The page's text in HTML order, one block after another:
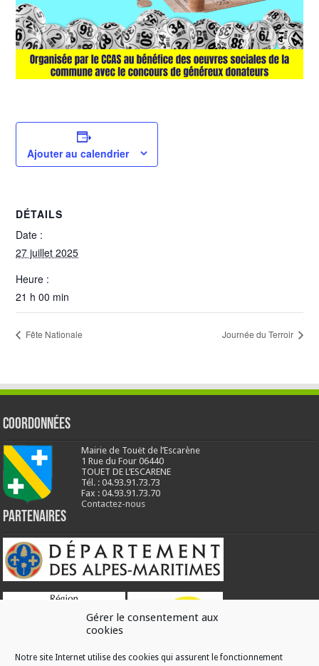
Gérer le consentement aux
cookies
Notre site Internet utilise des cookies qui assurent le fonctionnement
Ajouter au calendrier
DÉTAILS
Date :
27 juillet 2025
Heure :
21 h 00 min
Fête Nationale Journée du Terroir
Coordonnées
Mairie de Touët de l’Escarène
1 Rue du Four 06440
TOUET DE L’ESCARENE
Tél. : 04.93.91.73.73
Fax : 04.93.91.73.70
Contactez-nous
Partenaires